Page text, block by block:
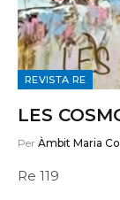
REVISTA RE
LES
Per Àmbit Maria
Re 119